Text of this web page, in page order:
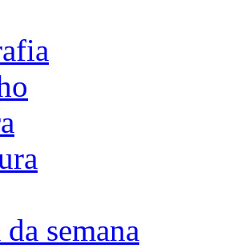
semana